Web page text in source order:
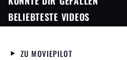
BELIEBTESTE VIDEOS
ZU MOVIEPILOT